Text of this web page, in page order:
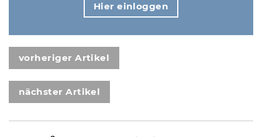
Hier einloggen
vorheriger Artikel
nächster Artikel